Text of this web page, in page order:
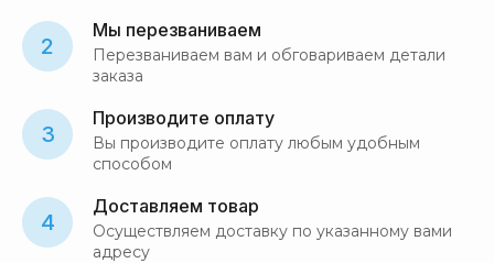
2
Мы перезваниваем
Перезваниваем вам и обговариваем детали
заказа
3
Производите оплату
Вы производите оплату любым удобным
способом
4
Доставляем товар
Осуществляем доставку по указанному вами
адресу